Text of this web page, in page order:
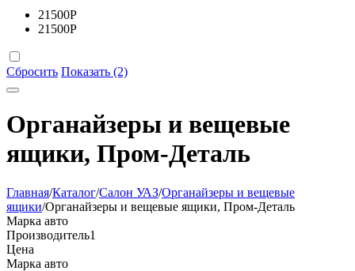
21500Р
21500Р
Сбросить Показать (2)
Органайзеры и вещевые
ящики, Пром-Деталь
Главная/Каталог/Салон УАЗ/Органайзеры и вещевые
ящики/Органайзеры и вещевые ящики, Пром-Деталь
Марка авто
Производитель1
Цена
Марка авто